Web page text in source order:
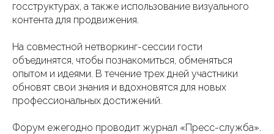
госструктурах, а также использование визуального
контента для продвижения.
На совместной нетворкинг-сессии гости
объединятся, чтобы познакомиться, обменяться
опытом и идеями. В течение трех дней участники
обновят свои знания и вдохновятся для новых
профессиональных достижений.
Форум ежегодно проводит журнал «Пресс-служба».